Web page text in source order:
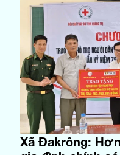
Xã Đakrông: